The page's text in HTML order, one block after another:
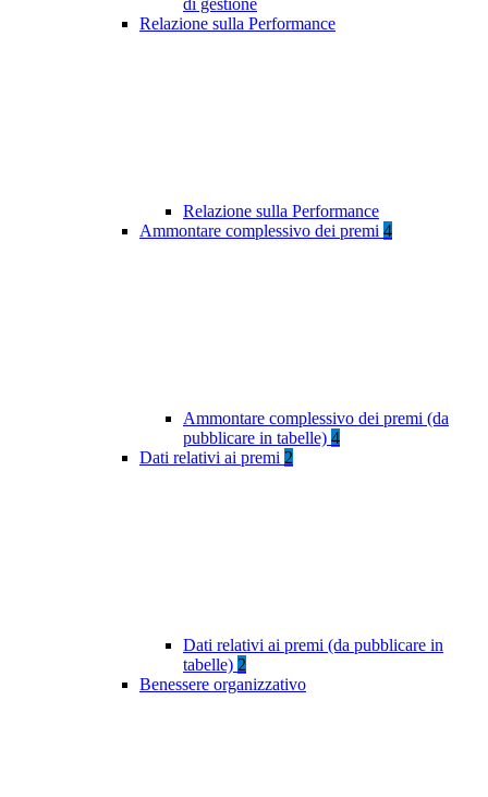
di gestione
Relazione sulla Performance
Relazione sulla Performance
Ammontare complessivo dei premi 4
Ammontare complessivo dei premi (da
pubblicare in tabelle) 4
Dati relativi ai premi 2
Dati relativi ai premi (da pubblicare in
tabelle) 2
Benessere organizzativo